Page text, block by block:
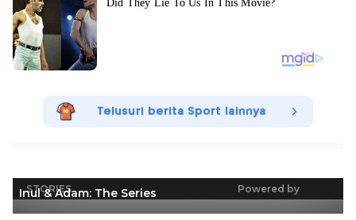
Telusuri berita Sport lainnya